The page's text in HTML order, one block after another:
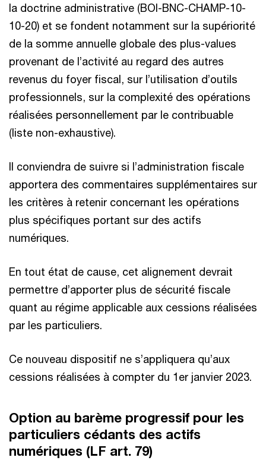
la doctrine administrative (BOI-BNC-CHAMP-10-
10-20) et se fondent notamment sur la supériorité
de la somme annuelle globale des plus-values
provenant de l’activité au regard des autres
revenus du foyer fiscal, sur l’utilisation d’outils
professionnels, sur la complexité des opérations
réalisées personnellement par le contribuable
(liste non-exhaustive).
Il conviendra de suivre si l’administration fiscale
apportera des commentaires supplémentaires sur
les critères à retenir concernant les opérations
plus spécifiques portant sur des actifs
numériques.
En tout état de cause, cet alignement devrait
permettre d’apporter plus de sécurité fiscale
quant au régime applicable aux cessions réalisées
par les particuliers.
Ce nouveau dispositif ne s’appliquera qu’aux
cessions réalisées à compter du 1er janvier 2023.
Option au barème progressif pour les
particuliers cédants des actifs
numériques (LF art. 79)